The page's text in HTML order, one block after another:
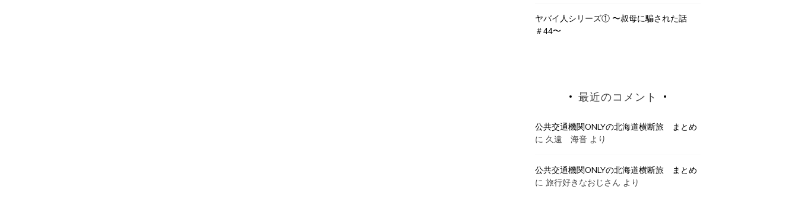
ヤバイ人シリーズ① 〜叔母に騙された話
＃44〜
最近のコメント
公共交通機関ONLYの北海道横断旅 まとめ
に 久遠 海音 より
公共交通機関ONLYの北海道横断旅 まとめ
に旅行好きなおじさん より